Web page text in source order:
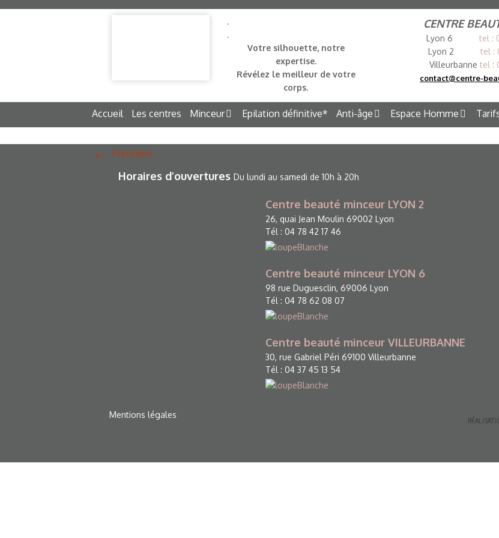
.
.
Votre silhouette, notre
expertise.
Révélez le meilleur de votre
corps.
CENTRE
Lyon 6 tel :
Lyon 2tel :
Villeurbannetel :
contact@centre-
au
Accueil Les centres Minceur Epilation définitive* Anti-âge Espace Homme
PRENEZ RENDEZ-
Published on LPG Cellu M6 Alliance
← Précédent
Horaires d’ouvertures Du lundi au samedi de 10h à 20h
Centre beauté minceur LYON 2
26, quai Jean Moulin 69002 Lyon
Tél : 04 78 42 17 46
Centre beauté minceur LYON 6
98 rue Duguesclin, 69006 Lyon
Tél : 04 78 62 08 07
Centre beauté minceur VILLEURBANNE
30, rue Gabriel Péri 69100 Villeurbanne
Tél : 04 37 45 13 54
Mentions légales